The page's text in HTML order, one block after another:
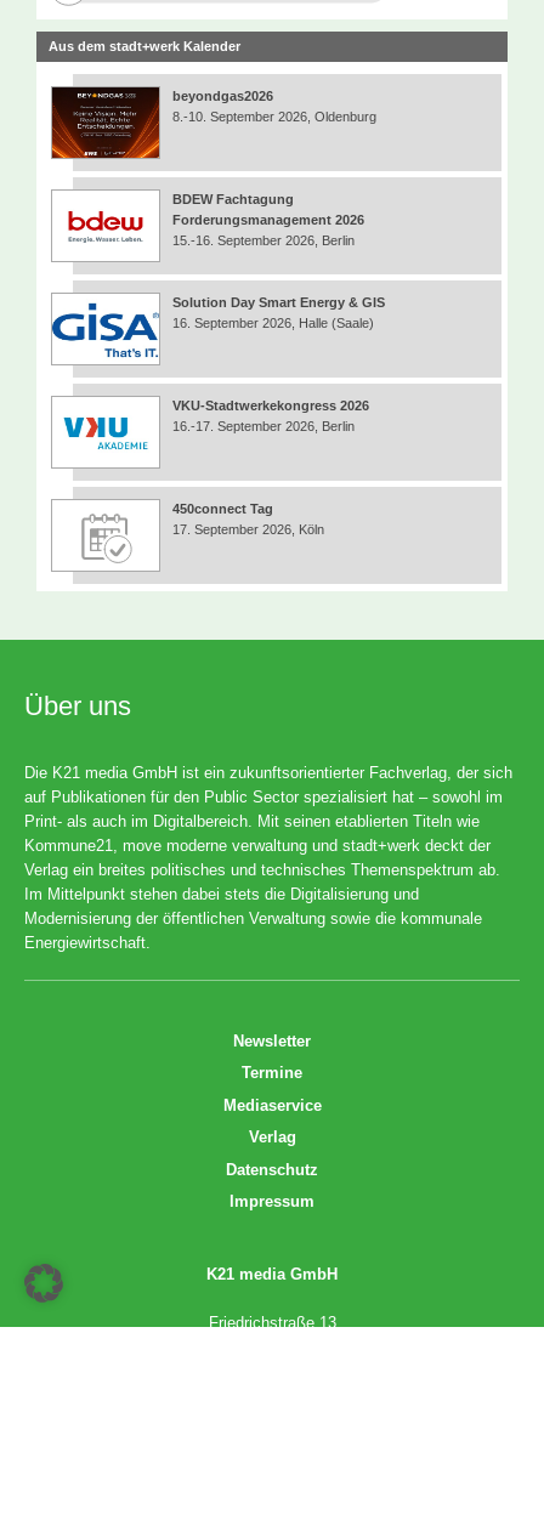
Aus dem stadt+werk Kalender
beyondgas2026
8.-10. September 2026, Oldenburg
BDEW Fachtagung
Forderungsmanagement 2026
15.-16. September 2026, Berlin
Solution Day Smart Energy & GIS
16. September 2026, Halle (Saale)
VKU-Stadtwerkekongress 2026
16.-17. September 2026, Berlin
450connect Tag
17. September 2026, Köln
Über uns
Die K21 media GmbH ist ein zukunftsorientierter Fachverlag, der sich
auf Publikationen für den Public Sector spezialisiert hat – sowohl im
Print- als auch im Digitalbereich. Mit seinen etablierten Titeln wie
Kommune21, move moderne verwaltung und stadt+werk deckt der
Verlag ein breites politisches und technisches Themenspektrum ab.
Im Mittelpunkt stehen dabei stets die Digitalisierung und
Modernisierung der öffentlichen Verwaltung sowie die kommunale
Energiewirtschaft.
Newsletter
Termine
Mediaservice
Verlag
Datenschutz
Impressum
K21 media GmbH
Friedrichstraße 13